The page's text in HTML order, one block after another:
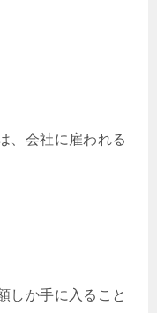
、会社に雇われる
しか手に入ること